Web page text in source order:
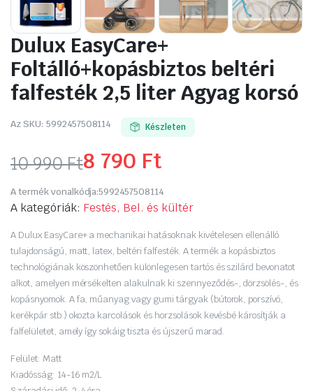
Dulux EasyCare+
Foltálló+kopásbiztos beltéri
falfesték 2,5 liter Agyag korsó
Az SKU: 5992457508114 Készleten
10 990Ft
Original
price
was:
10
990 Ft.
8 790 Ft
Current
price
is:
8
790 Ft.
A termék vonalkódja:5992457508114
A kategóriák: Festés, Bel. és kültér
A Dulux EasyCare+ a mechanikai hatásoknak kivételesen ellenálló
tulajdonságú, matt, latex, beltéri falfesték. A termék a kopásbiztos
technológiának köszönhetően különlegesen tartós és szilárd bevonatot
alkot, amelyen mérsékelten alakulnak ki szennyeződés-, dörzsölés-, és
kopásnyomok. A fa, műanyag vagy gumi tárgyak (bútorok, porszívó,
kerékpár stb.) okozta karcolások és horzsolások kevésbé károsítják a
falfelületet, amely így sokáig tiszta és újszerű marad.
Felület: Matt
Kiadósság: 14-16 m2/L